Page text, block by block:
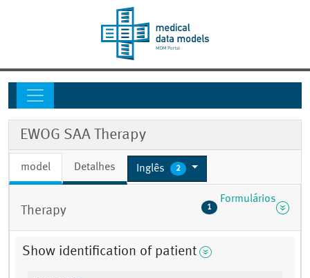
EWOG SAA Therapy
model Detalhes Inglês 2
Therapy 1
Formulários
Show identification of patient